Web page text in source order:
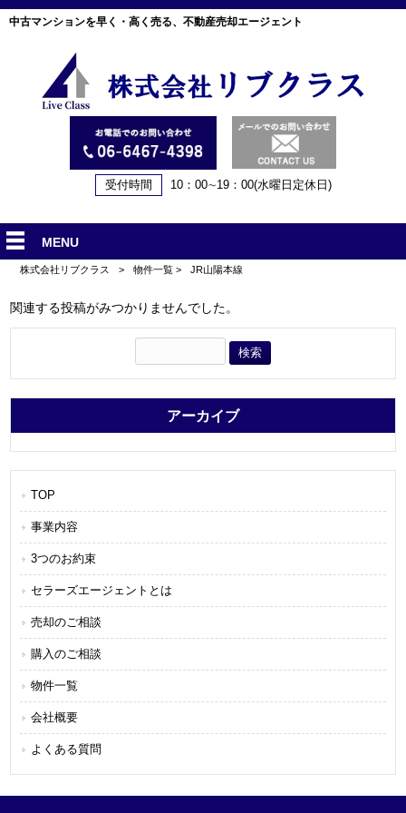
中古マンションを早く・高く売る、不動産売却エージェント
受付時間 10：00∼19：00(水曜日定休日)
MENU
株式会社リブクラス > 物件一覧 > JR山陽本線
関連する投稿がみつかりませんでした。
アーカイブ
TOP
事業内容
3つのお約束
セラーズエージェントとは
売却のご相談
購入のご相談
物件一覧
会社概要
よくある質問